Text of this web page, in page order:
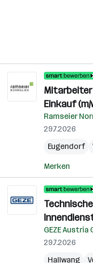
Einkauf (m/
Ramseier
29.7.2026
Eugendorf
Merken
GEZE Austria
29.7.2026
Hallwang